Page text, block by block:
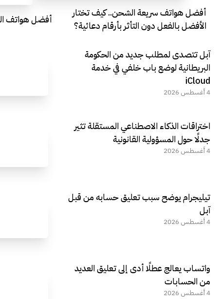
أفضل هواتف سريعة الشحن.. كيف تختار
الأفضل بالفعل دون التأثر بأرقام دعائية؟
أفضل هواتف
آبل تتصدى لمطلب جديد من الحكومة
البريطانية لوضع باب خلفي في خدمة
iCloud
4 أغسطس 2026
اختراقات الذكاء الاصطناعي المستقلة تثير
جدلًا حول المسؤولية القانونية
4 أغسطس 2026
تيليجرام يوضح سبب تعليق حسابه من قبل
آبل
4 أغسطس 2026
واتساب يعالج عطلًا أدى إلى تعليق العديد
من الحسابات
4 أغسطس 2026